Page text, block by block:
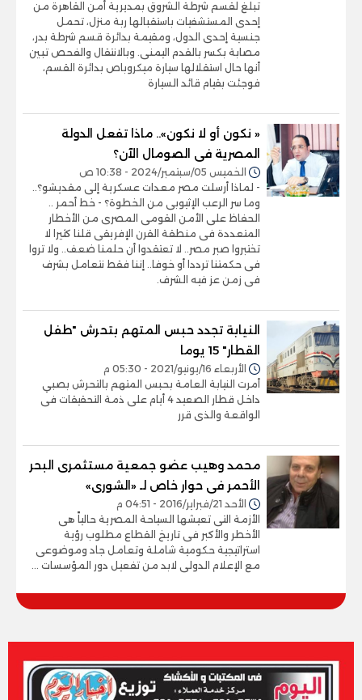
تبلغ لقسم شرطة الشروق بمديرية أمن القاهرة من
إحدى المستشفيات باستقبالها ربة منزل، تحمل
جنسية إحدى الدول، ومقيمة بدائرة قسم شرطة بدر،
مصابة بكسر بالقدم اليمنى. وبالانتقال والفحص تبين
أنها حال استقلالها سيارة ميكروباص بدائرة القسم،
فوجئت بقيام قائد السيارة
« نكون أو لا نكون».. ماذا تفعل الدولة
المصرية فى الصومال الآن؟
الخميس 05/سبتمبر/2024 - 10:38 ص
- لماذا أرسلت مصر معدات عسكرية إلى مقديشو؟..
وما سر الرعب الإثيوبى من الخطوة؟ - خط أحمر ..
الحفاظ على الأمن القومى المصرى من الأخطار
المتعددة فى منطقة القرن الإفريقى قلنا كثيرا لا
تختبروا صبر مصر.. لا تعتقدوا أن حلمنا ضعف.. ولا تروا
فى حكمتنا ترددا أو خوفا.. إننا فقط نتعامل بشرف
فى زمن عز فيه الشرف.
النيابة تجدد حبس المتهم بتحرش "طفل
القطار" 15 يوما
الأربعاء 16/يونيو/2021 - 05:30 م
أمرت النيابة العامة بحبس المتهم بالتحرش بصبي
داخل قطار الصعيد 4 أيام على ذمة التحقيقات فى
الواقعة والذى قرر
محمد وهيب عضو جمعية مستثمرى البحر
الأحمر فى حوار خاص لـ «الشورى»
الأحد 21/فبراير/2016 - 04:51 م
الأزمة التى تعيشها السياحة المصرية حالياً هى
الأخطر والأكبر فى تاريخ القطاع مطلوب رؤية
استراتيجية حكومية شاملة وتعامل جاد وموضوعى
مع الإعلام الدولى لابد من تفعيل دور المؤسسات ...